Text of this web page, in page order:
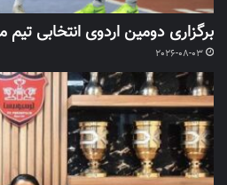
برگزاری دومین اردوی انتخابی
2026-08-03